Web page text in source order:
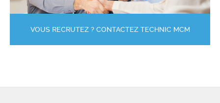
VOUS RECRUTEZ ? CONTACTEZ TECHNIC MCM